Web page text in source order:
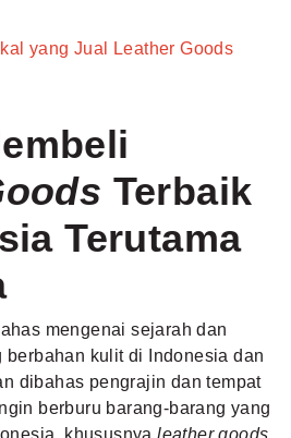
yang Jual Leather Goods
Terbaik
Terutama
mengenai sejarah dan
berbahan kulit di Indonesia dan
dibahas pengrajin dan tempat
berburu barang-barang yang
khususnyaleather goods